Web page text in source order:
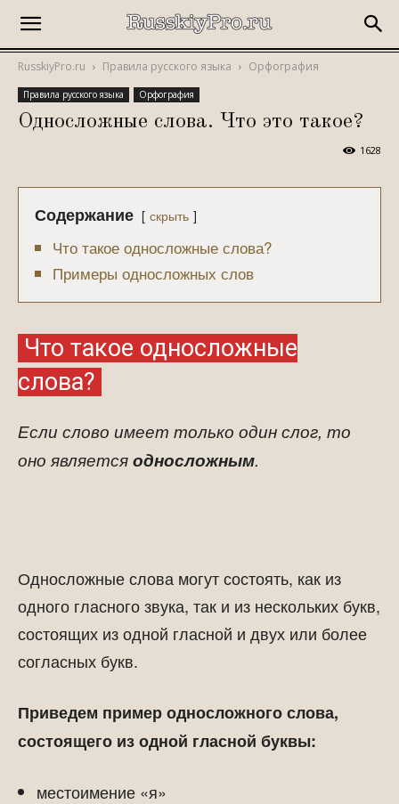
RusskiyPro.ru Правила русского языка Орфография
Правила русского языка Орфография
Односложные слова. Что это такое?
1628
Содержание скрыть
Что такое односложные слова?
Примеры односложных слов
Что такое односложные
слова?
Если слово имеет только один слог, то
оно являетсяодносложным.
Односложные слова могут состоять, как из
одного гласного звука, так и из нескольких букв,
состоящих из одной гласной и двух или более
согласных букв.
Приведем пример односложного слова,
состоящего из одной гласной буквы:
местоимение «я»